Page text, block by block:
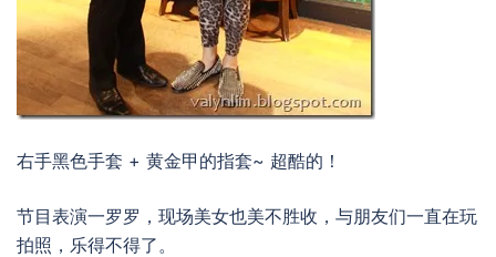
右手黑色手套 + 黄金甲的指套~ 超酷的！
节目表演一罗罗，现场美女也美不胜收，与朋友们一直在玩
拍照，乐得不得了。